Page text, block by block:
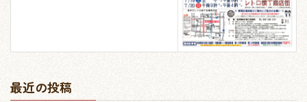
最近の投稿